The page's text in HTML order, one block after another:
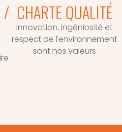
/ CHARTE QUALITÉ
Innovation, ingéniosité et
respect de l'environnement
sont nos valeurs